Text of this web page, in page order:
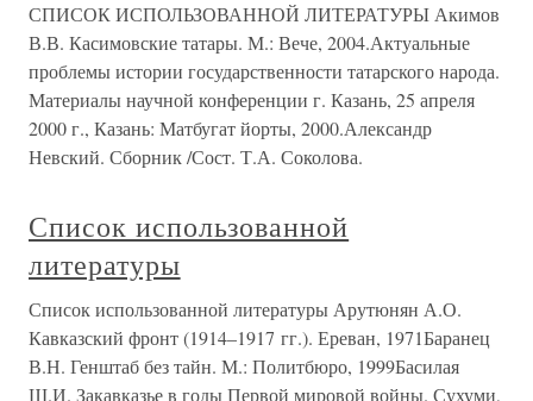
СПИСОК ИСПОЛЬЗОВАННОЙ ЛИТЕРАТУРЫ Акимов
В.В. Касимовские татары. М.: Вече, 2004.Актуальные
проблемы истории государственности татарского народа.
Материалы научной конференции г. Казань, 25 апреля
2000 г., Казань: Матбугат йорты, 2000.Александр
Невский. Сборник /Сост. Т.А. Соколова.
Список использованной
литературы
Список использованной литературы Арутюнян А.О.
Кавказский фронт (1914–1917 гг.). Ереван, 1971Баранец
В.Н. Генштаб без тайн. М.: Политбюро, 1999Басилая
Ш.И. Закавказье в годы Первой мировой войны. Сухуми,